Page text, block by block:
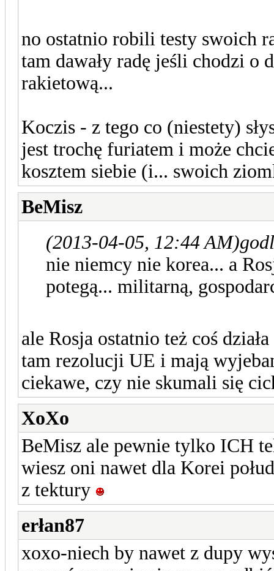
no ostatnio robili testy swoich
tam dawały radę jeśli chodzi o
rakietową...
Koczis - z tego co (niestety)
jest trochę furiatem i może
kosztem siebie (i... swoich
BeMisz
(2013-04-05, 12:44 AM)
nie niemcy nie korea... a
potegą... militarną,
ale Rosja ostatnio też coś
tam rezolucji UE i mają
ciekawe, czy nie skumali się
XoXo
BeMisz ale pewnie tylko ICH
wiesz oni nawet dla Korei
z tektury
erłan87
xoxo-niech by nawet z dupy